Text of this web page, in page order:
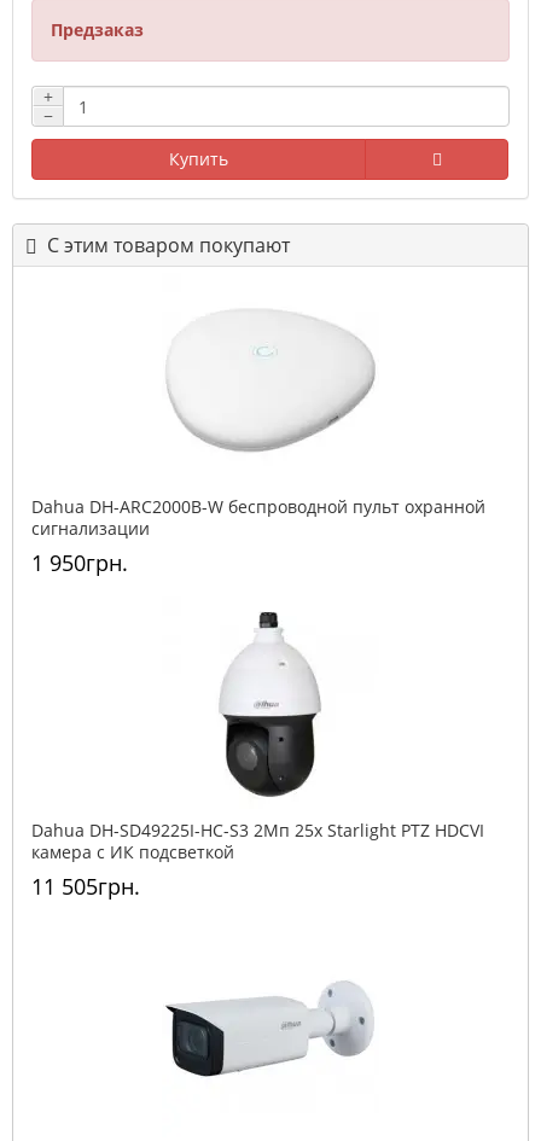
Предзаказ
+
−
Купить
С этим товаром покупают
Dahua DH-ARC2000B-W беспроводной пульт охранной
сигнализации
1 950грн.
Dahua DH-SD49225I-HC-S3 2Mп 25x Starlight PTZ HDCVI
камера с ИК подсветкой
11 505грн.